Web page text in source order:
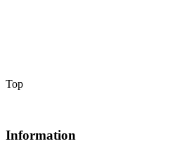
Top
Information